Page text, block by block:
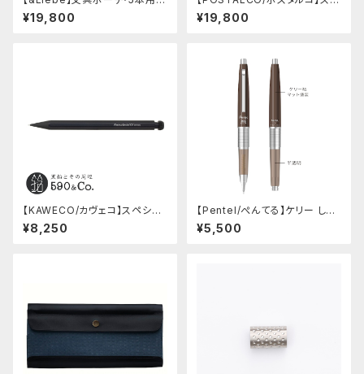
(スムースブラック)
¥19,800
ップペンケース (Navy Blue)
¥19,800
【KAWECO/カヴェコ】スペシャ
ルペンシル(0.5mm)
¥8,250
【Pentel/ぺんてる】ケリー しー
さーコラボ限定カラー
¥5,500